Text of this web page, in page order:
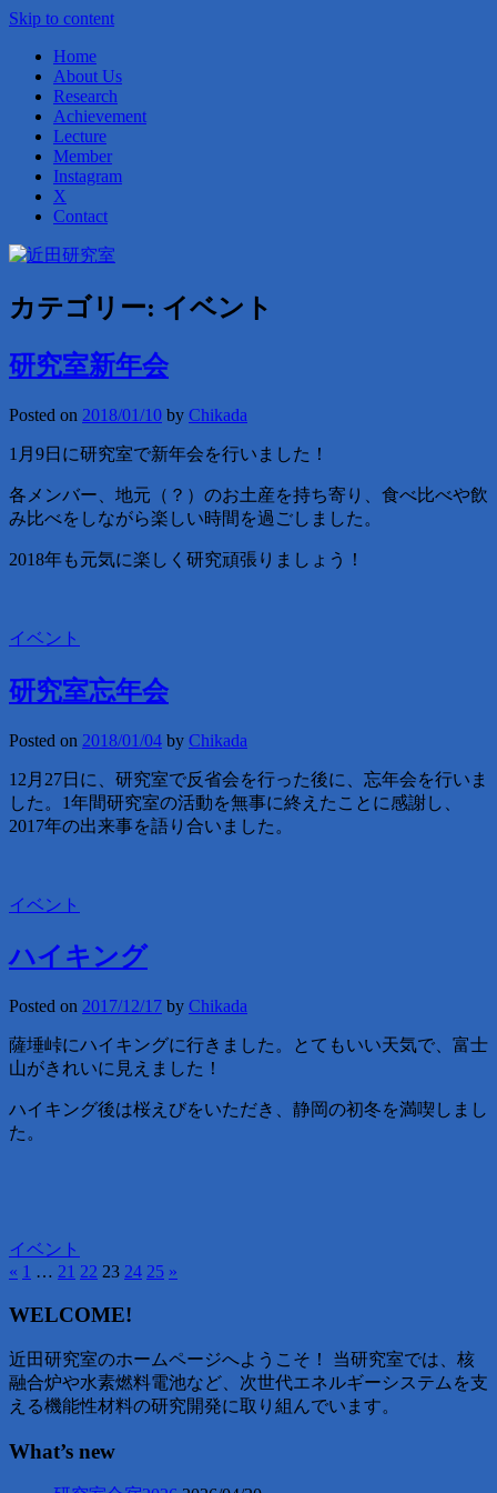
Skip to content
Home
About Us
Research
Achievement
Lecture
Member
Instagram
X
Contact
近田研究室
カテゴリー: イベント
研究室新年会
Posted on 2018/01/10 by Chikada
1月9日に研究室で新年会を行いました！
各メンバー、地元（？）のお土産を持ち寄り、食べ比べや飲
み比べをしながら楽しい時間を過ごしました。
2018年も元気に楽しく研究頑張りましょう！
イベント
研究室忘年会
Posted on 2018/01/04 by Chikada
12月27日に、研究室で反省会を行った後に、忘年会を行いま
した。1年間研究室の活動を無事に終えたことに感謝し、
2017年の出来事を語り合いました。
イベント
ハイキング
Posted on 2017/12/17 by Chikada
薩埵峠にハイキングに行きました。とてもいい天気で、富士
山がきれいに見えました！
ハイキング後は桜えびをいただき、静岡の初冬を満喫しまし
た。
イベント
« 1 … 21 22 23 24 25 »
WELCOME!
近田研究室のホームページへようこそ！ 当研究室では、核
融合炉や水素燃料電池など、次世代エネルギーシステムを支
える機能性材料の研究開発に取り組んでいます。
What’s new